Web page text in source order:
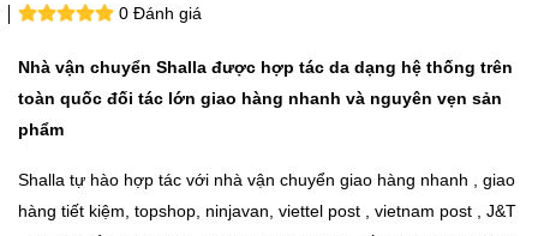
0 Đánh giá
Nhà vận chuyển Shalla được hợp tác da dạng hệ thống trên
toàn quốc đối tác lớn giao hàng nhanh và nguyên vẹn sản
phẩm
Shalla tự hào hợp tác với nhà vận chuyển giao hàng nhanh , giao
hàng tiết kiệm, topshop, ninjavan, viettel post , vietnam post , J&T